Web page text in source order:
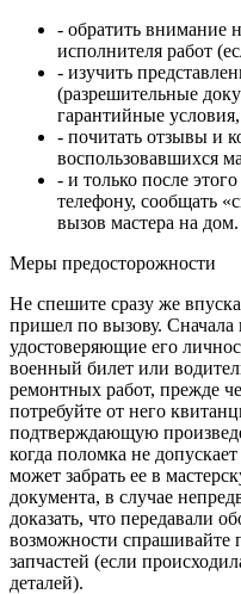
- обратить внимание
исполнителя работ
- изучить
(разрешительные
гарантийные
- почитать отзывы и
воспользовавшихся
- и только после
телефону, сообщать
вызов мастера на дом.
Меры предосторожности
Не спешите сразу же
пришел по вызову. Сначала
удостоверяющие его
военный билет или
ремонтных работ, прежде
потребуйте от него
подтверждающую
когда поломка не
может забрать ее в
документа, в случае
доказать, что передавали
возможности спрашивайте
запчастей (если
деталей).